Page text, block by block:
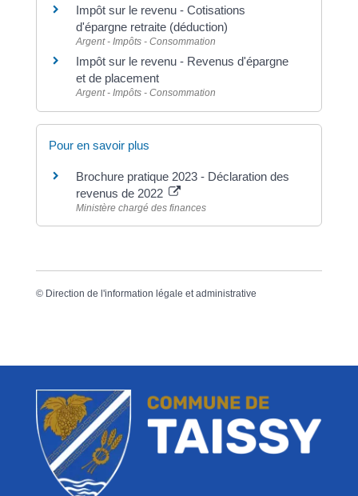
Impôt sur le revenu - Cotisations
d'épargne retraite (déduction)
Argent - Impôts - Consommation
Impôt sur le revenu - Revenus d'épargne
et de placement
Argent - Impôts - Consommation
Pour en savoir plus
Brochure pratique 2023 - Déclaration des
revenus de 2022
Ministère chargé des finances
© Direction de l'information légale et administrative